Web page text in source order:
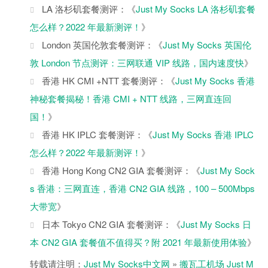
LA 洛杉矶套餐测评：《Just My Socks LA 洛杉矶套餐
怎么样？2022 年最新测评！ 》
London 英国伦敦套餐测评：《Just My Socks 英国伦
敦 London 节点测评：三网联通 VIP 线路，国内速度快》
香港 HK CMI +NTT 套餐测评：《Just My Socks 香港
神秘套餐揭秘！香港 CMI + NTT 线路，三网直连回
国！ 》
香港 HK IPLC 套餐测评：《Just My Socks 香港 IPLC
怎么样？2022 年最新测评！ 》
香港 Hong Kong CN2 GIA 套餐测评：《Just My Sock
s 香港：三网直连，香港 CN2 GIA 线路，100 – 500Mbps
大带宽》
日本 Tokyo CN2 GIA 套餐测评：《Just My Socks 日
本 CN2 GIA 套餐值不值得买？附 2021 年最新使用体验》
转载请注明： Just My Socks中文网 » 搬瓦工机场 Just M